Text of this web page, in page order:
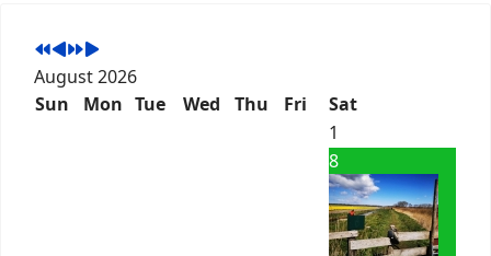
August 2026
Sun
Mon Tue Wed Thu Fri
Sat
1
8